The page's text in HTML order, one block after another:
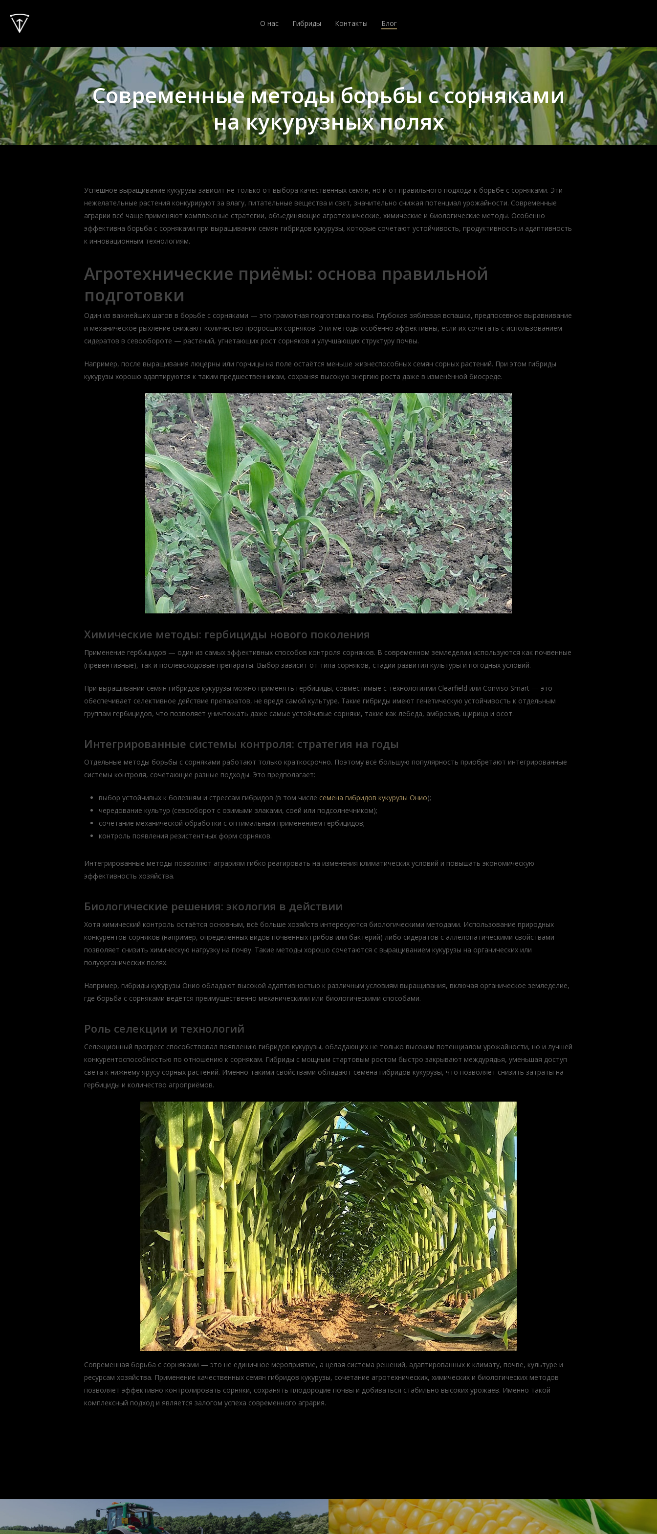
О нас Гибриды Контакты Блог
Современные методы борьбы с сорняками
на кукурузных полях
Успешное выращивание кукурузы зависит не только от выбора качественных семян, но и от правильного подхода к борьбе с сорняками. Эти
нежелательные растения конкурируют за влагу, питательные вещества и свет, значительно снижая потенциал урожайности. Современные
аграрии всё чаще применяют комплексные стратегии, объединяющие агротехнические, химические и биологические методы. Особенно
эффективна борьба с сорняками при выращивании семян гибридов кукурузы, которые сочетают устойчивость, продуктивность и адаптивность
к инновационным технологиям.
Агротехнические приёмы: основа правильной
подготовки
Один из важнейших шагов в борьбе с сорняками — это грамотная подготовка почвы. Глубокая зяблевая вспашка, предпосевное выравнивание
и механическое рыхление снижают количество проросших сорняков. Эти методы особенно эффективны, если их сочетать с использованием
сидератов в севообороте — растений, угнетающих рост сорняков и улучшающих структуру почвы.
Например, после выращивания люцерны или горчицы на поле остаётся меньше жизнеспособных семян сорных растений. При этом гибриды
кукурузы хорошо адаптируются к таким предшественникам, сохраняя высокую энергию роста даже в изменённой биосреде.
Химические методы: гербициды нового поколения
Применение гербицидов — один из самых эффективных способов контроля сорняков. В современном земледелии используются как почвенные
(превентивные), так и послевсходовые препараты. Выбор зависит от типа сорняков, стадии развития культуры и погодных условий.
При выращивании семян гибридов кукурузы можно применять гербициды, совместимые с технологиями Clearfield или Conviso Smart — это
обеспечивает селективное действие препаратов, не вредя самой культуре. Такие гибриды имеют генетическую устойчивость к отдельным
группам гербицидов, что позволяет уничтожать даже самые устойчивые сорняки, такие как лебеда, амброзия, щирица и осот.
Интегрированные системы контроля: стратегия на годы
Отдельные методы борьбы с сорняками работают только краткосрочно. Поэтому всё большую популярность приобретают интегрированные
системы контроля, сочетающие разные подходы. Это предполагает:
выбор устойчивых к болезням и стрессам гибридов (в том числе семена гибридов кукурузы Онио);
чередование культур (севооборот с озимыми злаками, соей или подсолнечником);
сочетание механической обработки с оптимальным применением гербицидов;
контроль появления резистентных форм сорняков.
Интегрированные методы позволяют аграриям гибко реагировать на изменения климатических условий и повышать экономическую
эффективность хозяйства.
Биологические решения: экология в действии
Хотя химический контроль остаётся основным, всё больше хозяйств интересуются биологическими методами. Использование природных
конкурентов сорняков (например, определённых видов почвенных грибов или бактерий) либо сидератов с аллелопатическими свойствами
позволяет снизить химическую нагрузку на почву. Такие методы хорошо сочетаются с выращиванием кукурузы на органических или
полуорганических полях.
Например, гибриды кукурузы Онио обладают высокой адаптивностью к различным условиям выращивания, включая органическое земледелие,
где борьба с сорняками ведётся преимущественно механическими или биологическими способами.
Роль селекции и технологий
Селекционный прогресс способствовал появлению гибридов кукурузы, обладающих не только высоким потенциалом урожайности, но и лучшей
конкурентоспособностью по отношению к сорнякам. Гибриды с мощным стартовым ростом быстро закрывают междурядья, уменьшая доступ
света к нижнему ярусу сорных растений. Именно такими свойствами обладают семена гибридов кукурузы, что позволяет снизить затраты на
гербициды и количество агроприёмов.
Современная борьба с сорняками — это не единичное мероприятие, а целая система решений, адаптированных к климату, почве, культуре и
ресурсам хозяйства. Применение качественных семян гибридов кукурузы, сочетание агротехнических, химических и биологических методов
позволяет эффективно контролировать сорняки, сохранять плодородие почвы и добиваться стабильно высоких урожаев. Именно такой
комплексный подход и является залогом успеха современного агрария.